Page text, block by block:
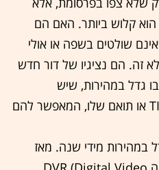
הוא קלוש ביותר. האם הם
שולטים בשפה או אולי
זה. הם נציגיו של דור חדש
גדל במהירות, שיש
בבעלותם ממיר דיגיטאלי TIVO או תואם שלו, המאפשר להם
במהירות מידי שנה. מאז